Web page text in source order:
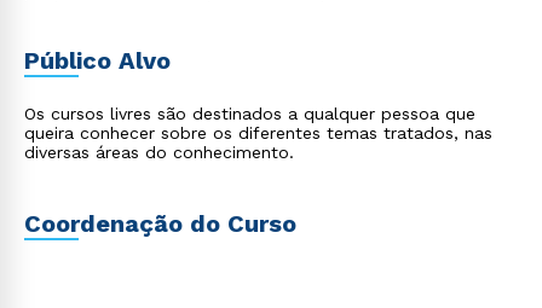
Público Alvo
Os cursos livres são destinados a qualquer pessoa que
queira conhecer sobre os diferentes temas tratados, nas
diversas áreas do conhecimento.
Coordenação do Curso